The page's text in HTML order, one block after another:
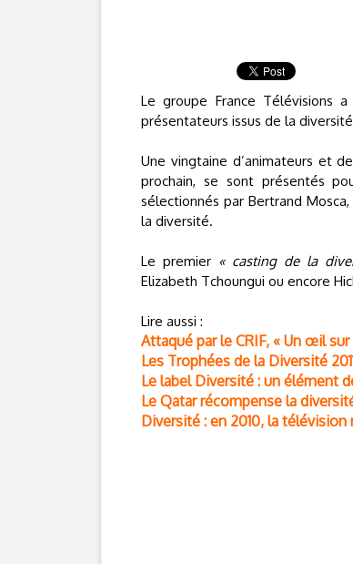
Le groupe France Télévisions
présentateurs issus de la
Une vingtaine d’animateurs et
prochain, se sont présentés
sélectionnés par Bertrand
la diversité.
Le premier « casting de la
Elizabeth Tchoungui ou encore
Lire aussi :
Attaqué par le CRIF, « Un œil
Les Trophées de la Diversité
Le label Diversité : un élément
Le Qatar récompense la
Diversité : en 2010, la